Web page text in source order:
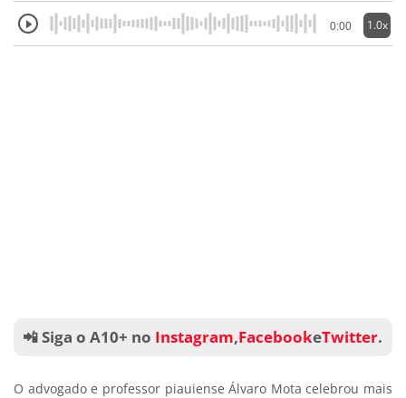
0:00 1.0x
📲 Siga o A10+ no Instagram,FacebookeTwitter.
O advogado e professor piauiense Álvaro Mota celebrou mais